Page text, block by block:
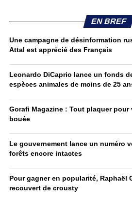
EN BREF
Une campagne de désinformation
Attal est apprécié des Français
Leonardo DiCaprio lance un fonds
espèces animales de moins de 25
Gorafi Magazine : Tout plaquer pour
bouée
Le gouvernement lance un numéro
forêts encore intactes
Pour gagner en popularité, Raphaël
recouvert de crousty